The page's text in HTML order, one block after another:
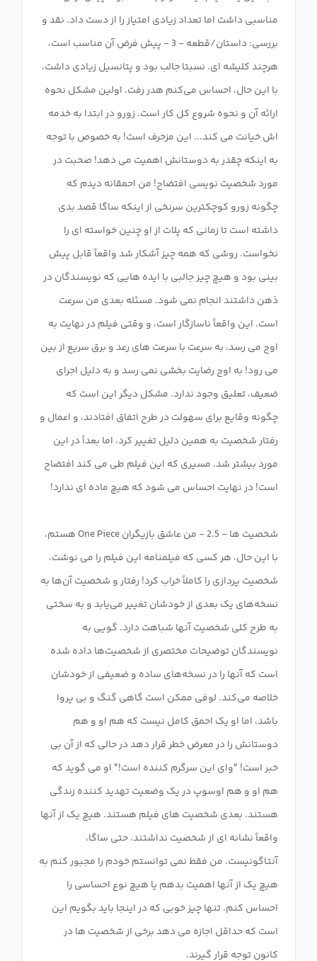
مناسبی داشت اما تعداد زیادی امتیاز را از دست داد. نقد و
بررسی: داستان/قطعه - 3 - پیش فرض آن مناسب است،
هرچند کلیشه ای. نسبتا جالب بود و پتانسیل زیادی داشت،
با این حال، احساس می‌کنم هدر رفت. اولین مشکل نحوه
ارائه آن و نحوه شروع کل کار است. زورو در ابتدا به خدمه
اش خیانت می کند... این مزخرف است! به خصوص با توجه
به اینکه چقدر به دوستانش اهمیت می دهد! صحبت در
مورد شخصیت نویسی افتضاح! من احمقانه دیدم که
چگونه زورو کوچکترین سرنخی از اینکه ساگا قصد بدی
داشته است تا زمانی که پلات از او چنین خواسته ای را
نخواست. روشی که همه چیز آشکار شد واقعاً قابل پیش
بینی بود و هیچ چیز جالبی با ایده هایی که نویسندگان در
ذهن داشتند انجام نمی شود. مسئله بعدی من سرعت
است. این واقعاً ناسازگار است، و وقتی فیلم در نهایت به
اوج می رسد، به سرعت با سرعت های رعد و برق سریع از بین
می رود! به اوج رضایت بخشی نمی رسد و به دلیل اجرای
ضعیف، تعلیق وجود ندارد. مشکل دیگر این است که
چگونه وقایع برای سهولت در طرح اتفاق افتادند، و اعمال و
رفتار شخصیت به همین دلیل تغییر کرد، اما بعداً در این
مورد بیشتر شد. مسیری که این فیلم طی می کند افتضاح
شخصیت ها - 2.5 - من عاشق بازیگران One Piece هستم،
با این حال، هر کسی که فیلمنامه این فیلم را می نوشت،
شخصیت پردازی را کاملاً خراب کرد! رفتار و شخصیت آن‌ها به
نسخه‌های یک بعدی از خودشان تغییر می‌یابد و به سختی
به طرح کلی شخصیت آنها شباهت دارد. گویی به
نویسندگان توضیحات مختصری از شخصیت‌ها داده شده
است که آنها را در نسخه‌های ساده و ضعیفی از خودشان
خلاصه می‌کند. لوفی ممکن است گاهی گنگ و بی پروا
باشد، اما او یک احمق کامل نیست که هم او و هم
دوستانش را در معرض خطر قرار دهد در حالی که از آن بی
خبر است! "وای این سرگرم کننده است!" او می گوید که
هم او و هم اوسوپ در یک وضعیت تهدید کننده زندگی
هستند. بعدی شخصیت های فیلم هستند. هیچ یک از آنها
واقعاً نشانه ای از شخصیت نداشتند، حتی ساگا،
آنتاگونیست. من فقط نمی توانستم خودم را مجبور کنم به
هیچ یک از آنها اهمیت بدهم یا هیچ نوع احساسی را
احساس کنم. تنها چیز خوبی که در اینجا باید بگویم این
است که حداقل اجازه می دهد برخی از شخصیت ها در